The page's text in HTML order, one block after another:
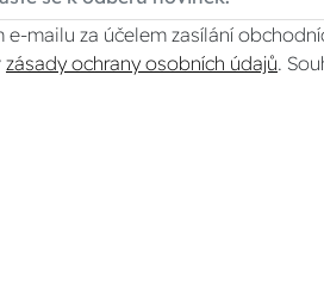
e-mailu za účelem zasílání
zásady ochrany osobních údajů. Souhlas můžete